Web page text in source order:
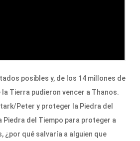
posibles y, de los 14 millones de
Tierra pudieron vencer a Thanos.
Peter y proteger la Piedra del
del Tiempo para proteger a
¿por qué salvaría a alguien que